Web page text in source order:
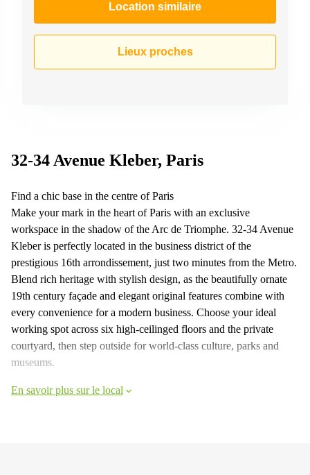
Location similaire
Lieux proches
32-34 Avenue Kleber, Paris
Find a chic base in the centre of Paris
Make your mark in the heart of Paris with an exclusive
workspace in the shadow of the Arc de Triomphe. 32-34 Avenue
Kleber is perfectly located in the business district of the
prestigious 16th arrondissement, just two minutes from the Metro.
Blend rich heritage with stylish design, as the beautifully ornate
19th century façade and elegant original features combine with
every convenience for a modern business. Choose your ideal
working spot across six high-ceilinged floors and the private
courtyard, then step outside for world-class culture, parks and
museums.
En savoir plus sur le local